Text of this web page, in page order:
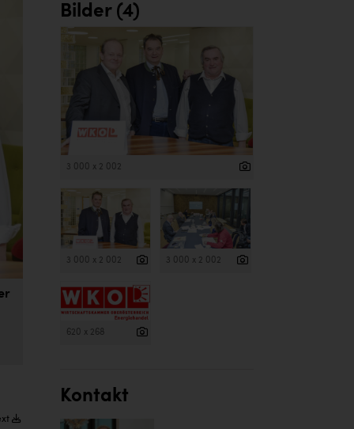
Bilder (4)
3 000 x 2 002
3 000 x 2 002 3 000 x 2 002
620 x 268
Kontakt